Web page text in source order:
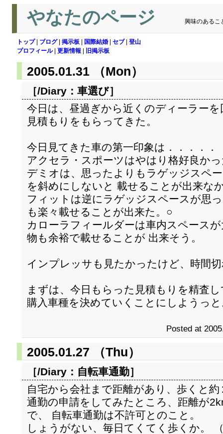
やなたのページ 興味のあるこ
トップ| ブログ| 掲示板 国際結婚 セブ| 登山
プロフィール| 更新情報 旧掲示板
2005.01.31 （Mon）
［/Diary： 車選び］
今日は、昼過ぎから近くのディーラー
見積もりをもらってきた。
今日見てきた車の第一印象は．．．．．
アクセラ・スポーツはやはり格好良か
デミオは、思ったよりもラゲッジスペ
を斜めにしないと 載せることが出来な
フィットは逆にラゲッジスペースが思
も楽々載せることが出来た。○
カローラフィールダーは車内スペース
物も余裕で載せることが 出来そう。
インプレッサも見たかったけど、時間
まずは、今日もらった見積もりを精査
購入車種を決めていくことにしようっ
Posted at
2005.01.27 （Thu）
［/Diary： 自転車通勤］
自宅から会社まで距離があり、歩くと
通勤の申請をしてみたところ、距離が
で、 自転車通勤は不許可とのこと。
しょうがない、毎日てくてく歩くか。